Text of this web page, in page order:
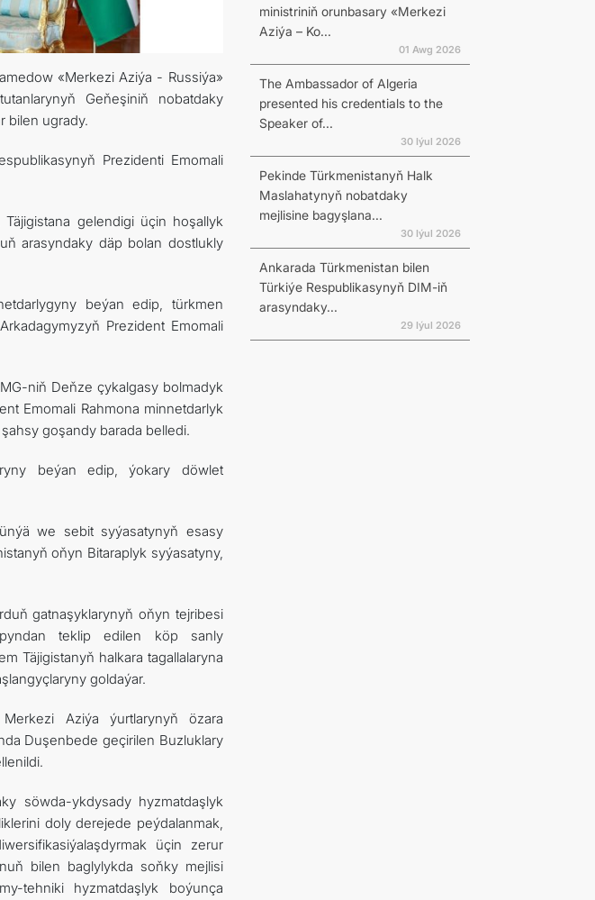
«Merkezi Aziýa - Russiýa»
Geňeşiniň nobatdaky
bilen ugrady.
Prezidenti Emomali
gelendigi üçin hoşallyk
arasyndaky däp bolan dostlukly
beýan edip, türkmen
Prezident Emomali
niň Deňze çykalgasy bolmadyk
Emomali Rahmona minnetdarlyk
goşandy barada belledi.
beýan edip, ýokary döwlet
we sebit syýasatynyň esasy
oňyn Bitaraplyk syýasatyny,
gatnaşyklarynyň oňyn tejribesi
teklip edilen köp sanly
Täjigistanyň halkara tagallalaryna
goldaýar.
Aziýa ýurtlarynyň özara
Duşenbede geçirilen Buzluklary
söwda-ykdysady hyzmatdaşlyk
doly derejede peýdalanmak,
üçin zerur
bilen baglylykda soňky mejlisi
tehniki hyzmatdaşlyk boýunça
ministriniň orunbasary «Merkezi
Aziýa – Ko...
01 Awg 2026
The Ambassador of Algeria
presented his credentials to the
Speaker of...
30 Iýul 2026
Pekinde Türkmenistanyň Halk
Maslahatynyň nobatdaky
mejlisine bagyşlana...
30 Iýul 2026
Ankarada Türkmenistan bilen
Türkiýe Respublikasynyň DIM-iň
arasyndaky...
29 Iýul 2026